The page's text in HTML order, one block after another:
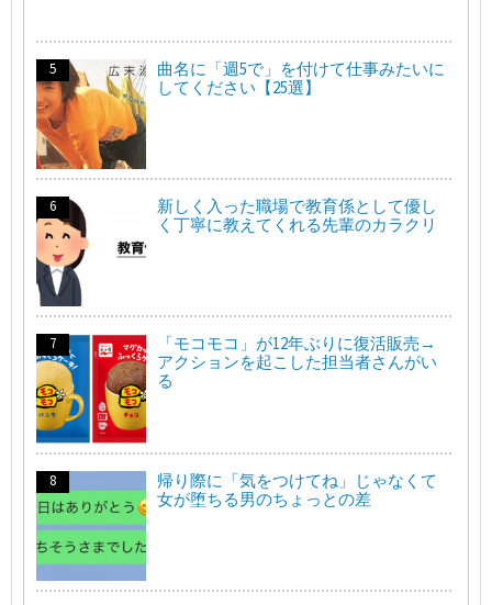
曲名に「週5で」を付けて仕事みたいに
してください【25選】
新しく入った職場で教育係として優し
く丁寧に教えてくれる先輩のカラクリ
「モコモコ」が12年ぶりに復活販売→
アクションを起こした担当者さんがい
る
帰り際に「気をつけてね」じゃなくて
女が堕ちる男のちょっとの差